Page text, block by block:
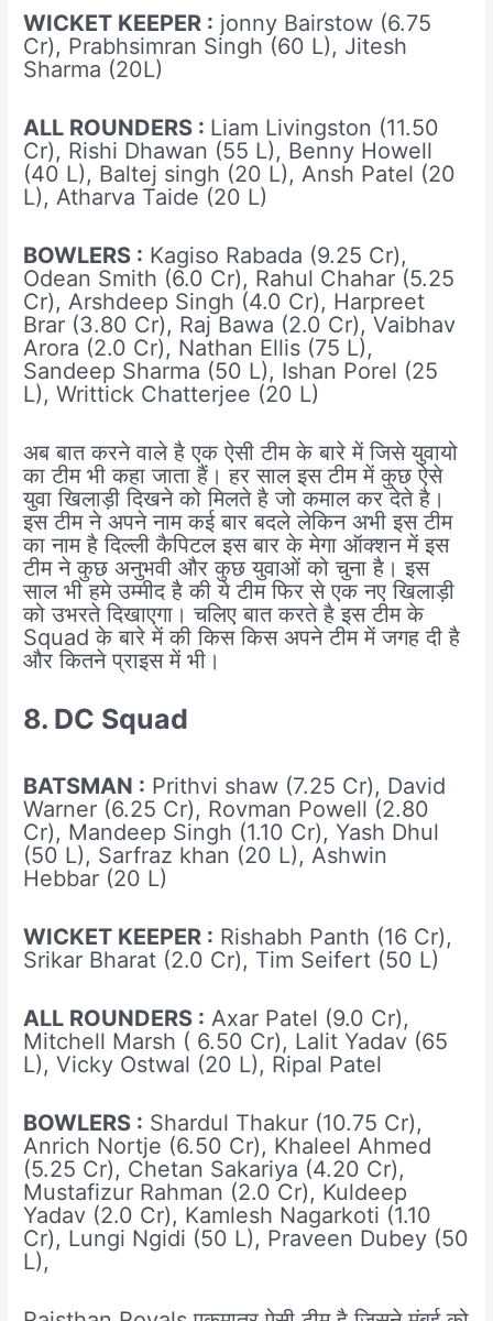
WICKET KEEPER : jonny Bairstow (6.75
Cr), Prabhsimran Singh (60 L), Jitesh
Sharma (20L)
ALL ROUNDERS : Liam Livingston (11.50
Cr), Rishi Dhawan (55 L), Benny Howell
(40 L), Baltej singh (20 L), Ansh Patel (20
L), Atharva Taide (20 L)
BOWLERS : Kagiso Rabada (9.25 Cr),
Odean Smith (6.0 Cr), Rahul Chahar (5.25
Cr), Arshdeep Singh (4.0 Cr), Harpreet
Brar (3.80 Cr), Raj Bawa (2.0 Cr), Vaibhav
Arora (2.0 Cr), Nathan Ellis (75 L),
Sandeep Sharma (50 L), Ishan Porel (25
L), Writtick Chatterjee (20 L)
अब बात करने वाले है एक ऐसी टीम के बारे में जिसे युवायो
का टीम भी कहा जाता हैं। हर साल इस टीम में कुछ ऐसे
युवा खिलाड़ी दिखने को मिलते है जो कमाल कर देते है।
इस टीम ने अपने नाम कई बार बदले लेकिन अभी इस टीम
का नाम है दिल्ली कैपिटल इस बार के मेगा ऑक्शन में इस
टीम ने कुछ अनुभवी और कुछ युवाओं को चुना है। इस
साल भी हमे उम्मीद है की ये टीम फिर से एक नए खिलाड़ी
को उभरते दिखाएगा। चलिए बात करते है इस टीम के
Squad के बारे में की किस किस अपने टीम में जगह दी है
और कितने प्राइस में भी।
8. DC Squad
BATSMAN : Prithvi shaw (7.25 Cr), David
Warner (6.25 Cr), Rovman Powell (2.80
Cr), Mandeep Singh (1.10 Cr), Yash Dhul
(50 L), Sarfraz khan (20 L), Ashwin
Hebbar (20 L)
WICKET KEEPER : Rishabh Panth (16 Cr),
Srikar Bharat (2.0 Cr), Tim Seifert (50 L)
ALL ROUNDERS : Axar Patel (9.0 Cr),
Mitchell Marsh ( 6.50 Cr), Lalit Yadav (65
L), Vicky Ostwal (20 L), Ripal Patel
BOWLERS : Shardul Thakur (10.75 Cr),
Anrich Nortje (6.50 Cr), Khaleel Ahmed
(5.25 Cr), Chetan Sakariya (4.20 Cr),
Mustafizur Rahman (2.0 Cr), Kuldeep
Yadav (2.0 Cr), Kamlesh Nagarkoti (1.10
Cr), Lungi Ngidi (50 L), Praveen Dubey (50
L),